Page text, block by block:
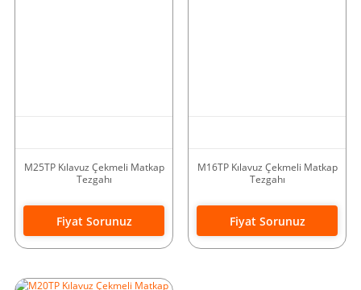
M25TP Kılavuz Çekmeli Matkap
Tezgahı
Fiyat Sorunuz
M16TP Kılavuz Çekmeli Matkap
Tezgahı
Fiyat Sorunuz